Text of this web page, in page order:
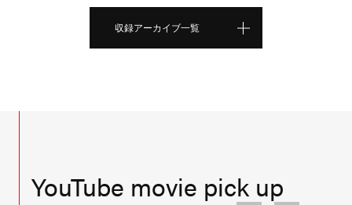
収録アーカイブ一覧
YouTube movie pick up